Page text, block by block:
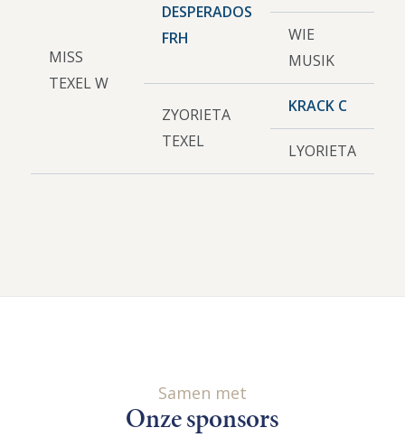
MISS
TEXEL W
DESPERADOS
FRH
WIE
MUSIK
ZYORIETA
TEXEL
KRACK C
LYORIETA
Samen met
Onze sponsors